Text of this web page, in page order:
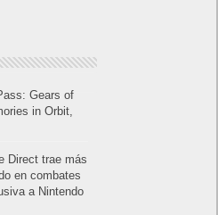
Gears of
in Orbit,
Direct trae más
en combates
a Nintendo